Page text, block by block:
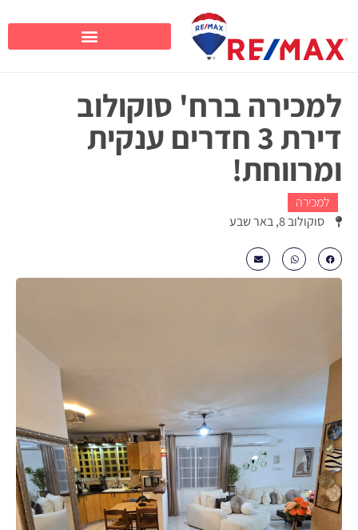
למכירה ברח' סוקולוב
דירת 3 חדרים ענקית
ומרווחת!
למכירה
סוקולוב 8, באר שבע